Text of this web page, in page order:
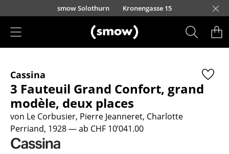
Direkt zum Inhaltsmow Solothurn Kronengasse 15
Sitzmöbel
Esszimmerstühle
Sofas
Sessel
Cassina
3 Fauteuil Grand Confort, grand
modèle, deux places
von Le Corbusier, Pierre Jeanneret, Charlotte
Perriand, 1928— ab CHF 10’041.00